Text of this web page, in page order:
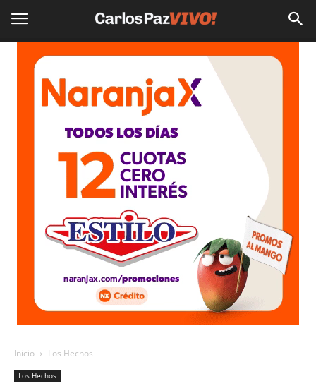
Inicio Los Hechos
Los Hechos